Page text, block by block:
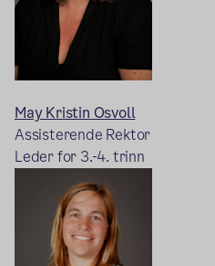
May Kristin Osvoll
Assisterende Rektor
Leder for 3.-4. trinn